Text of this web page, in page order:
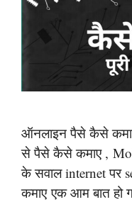
ऑनलाइन पैसे कैसे
से पैसे कैसे कमाए ,
के सवाल internet पर
कमाए एक आम बात हो